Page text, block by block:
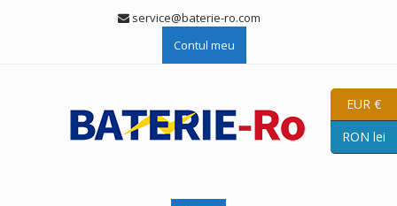
service@baterie-ro.com
Contul meu
EUR €
RON lei